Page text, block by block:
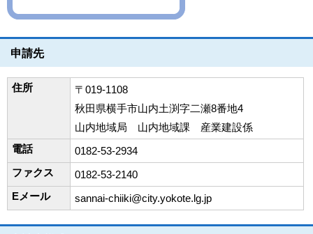
申請先
住所
〒019-1108
秋田県横手市山内土渕字二瀬8番地4
山内地域局 山内地域課 産業建設係
電話
0182-53-2934
ファクス
0182-53-2140
Eメール
sannai-chiiki@city.yokote.lg.jp